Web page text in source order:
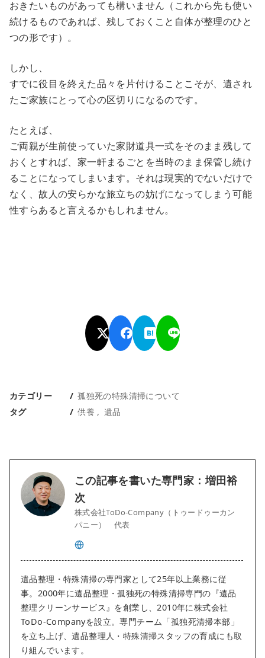
おきたいものがあっても構いません（これから先も使い
続けるものであれば、残しておくこと自体が整理のひと
つの形です）。
しかし、
すでに役目を終えた品々を片付けることこそが、遺され
たご家族にとって心の区切りになるのです。
たとえば、
ご両親が生前使っていた家財道具一式をそのまま残して
おくとすれば、家一軒まるごとを当時のまま保管し続け
ることになってしまいます。それは現実的でないだけで
なく、故人の安らかな旅立ちの妨げになってしまう可能
性すらあると言えるかもしれません。
カテゴリー
孤独死の特殊清掃について
タグ
供養 遺品
この記事を書いた専門家：増田裕
次
株式会社ToDo-Company（トゥードゥーカン
パニー） 代表
遺品整理・特殊清掃の専門家として25年以上業務に従
事。2000年に遺品整理・孤独死の特殊清掃専門の『遺品
整理クリーンサービス』を創業し、2010年に株式会社
ToDo-Companyを設立。専門チーム「孤独死清掃本部」
を立ち上げ、遺品整理人・特殊清掃スタッフの育成にも取
り組んでいます。